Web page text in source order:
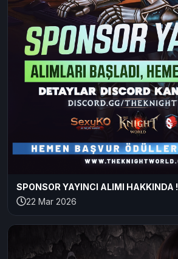
SPONSOR YAYINCI ALIMI HAKKINDA !
22 Mar 2026